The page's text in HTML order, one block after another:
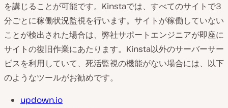
を講じることが可能です。Kinstaでは、すべてのサイトで3
分ごとに稼働状況監視を行います。サイトが稼働していない
ことが検出された場合は、弊社サポートエンジニアが即座に
サイトの復旧作業にあたります。Kinsta以外のサーバーサー
ビスを利用していて、死活監視の機能がない場合には、以下
のようなツールがお勧めです。
updown.io